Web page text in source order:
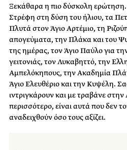
Ξεκάθαρα η πιο δύσκολη
Στρέφη στη δύση του ήλιου, τα
Πλυτά στον Άγιο Αρτέμιο, τη
απογεύματα, την Πλάκα και του
της ημέρας, τον Άγιο Παύλο για
γειτονιάς, τον Λυκαβηττό, την
Αμπελόκηπους, την Ακαδημία
Άγιο Ελευθέριο και την Κυψέλη.
ιντριγκάρουν και με τραβάνε
περισσότερο, είναι αυτά που δεν
αναδειχθούν όσο τους αξίζει.